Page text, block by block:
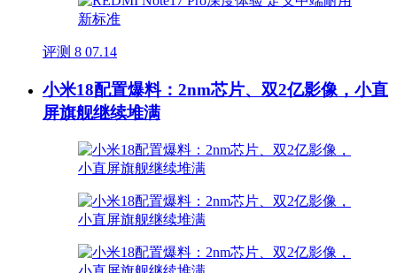
评测 8 07.14
小米18配置爆料：2nm芯片、双2亿影像，小直
屏旗舰继续堆满